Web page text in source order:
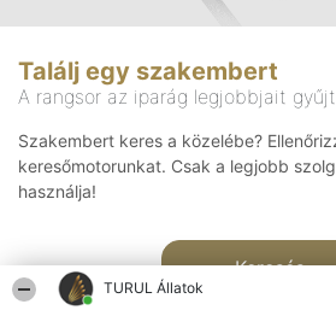
TURUL Állatok
Találj egy szakembert
A rangsor az iparág legjobbjait
Szakembert keres a közelébe?
keresőmotorunkat. Csak a legjobb
használja!
Keresés